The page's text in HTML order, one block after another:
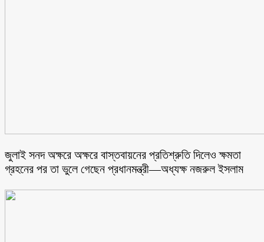
জুলাই সনদ অক্ষরে অক্ষরে বাস্তবায়নের প্রতিশ্রুতি দিলেও ক্ষমতা
গ্রহনের পর তা ভুলে গেছেন প্রধানমন্ত্রী—অধ্যক্ষ নজরুল ইসলাম